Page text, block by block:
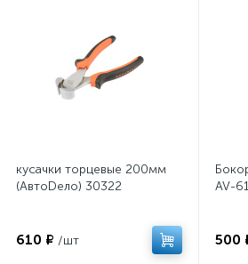
кусачки торцевые 200мм
(АвтоDело) 30322
610 ₽ /шт
AV-
500